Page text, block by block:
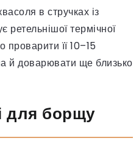
в стручках із
термічної
проварити її 10–15
й доварювати ще близько
для борщу